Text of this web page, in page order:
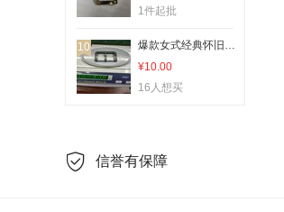
1件起批
10
爆款女式经典怀旧款五金皮带扣腰带扣5
¥10.00
16人想买